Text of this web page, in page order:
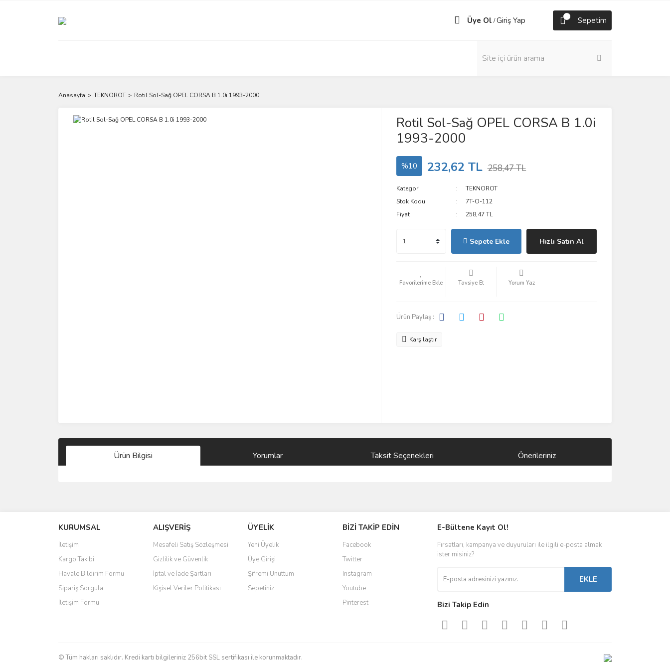
Üye Ol /Giriş Yap Sepetim
Anasayfa TEKNOROT Rotil Sol-Sağ OPEL CORSA B 1.0i 1993-2000
Rotil Sol-Sağ OPEL CORSA B 1.0i
1993-2000
%10 232,62 TL 258,47 TL
Kategori
TEKNOROT
Stok Kodu
7T-O-112
Fiyat
258,47 TL
Sepete Ekle Hızlı Satın Al
Tavsiye Et Yorum Yaz
Ürün Paylaş :
Karşılaştır
Ürün Bilgisi Yorumlar Taksit Seçenekleri Önerileriniz
Ürün resmi kalitesiz, bozuk veya görüntülenemiyor.
Ürün açıklamasında eksik bilgiler bulunuyor.
Ürün bilgilerinde hatalar bulunuyor.
Ürün fiyatı diğer sitelerden daha pahalı.
Bu ürüne benzer farklı alternatifler olmalı.
KURUMSAL
İletişim
Kargo Takibi
Havale Bildirim Formu
Sipariş Sorgula
İletişim Formu
ALIŞVERİŞ
Mesafeli Satış Sözleşmesi
Gizlilik ve Güvenlik
İptal ve İade Şartları
Kişisel Veriler Politikası
ÜYELİK
Yeni Üyelik
Üye Girişi
Şifremi Unuttum
Sepetiniz
BİZİ TAKİP EDİN
Facebook
Twitter
Instagram
Youtube
Pinterest
E-Bültene Kayıt Ol!
Fırsatları, kampanya ve duyuruları ile ilgili e-posta almak
ister misiniz?
EKLE
Bizi Takip Edin
© Tüm hakları saklıdır. Kredi kartı bilgileriniz 256bit SSL sertifikası ile korunmaktadır.